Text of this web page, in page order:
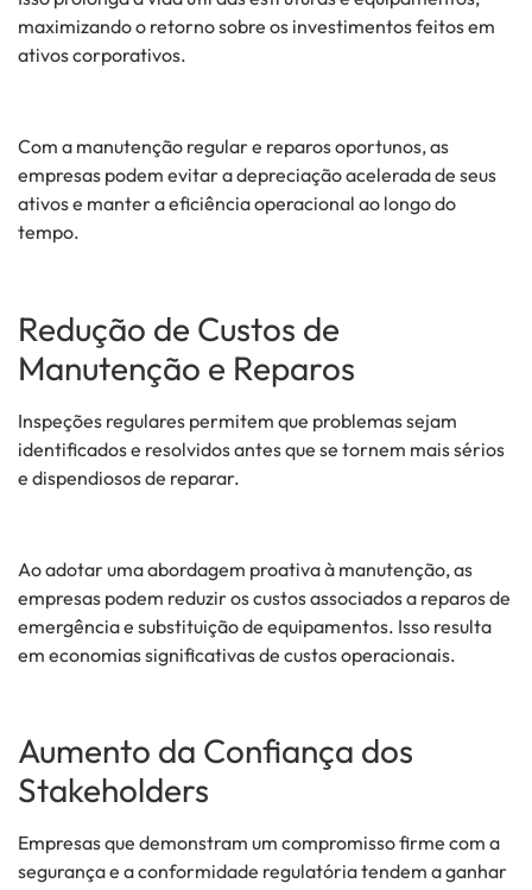
maximizando o retorno sobre os investimentos feitos em
ativos corporativos.
Com a manutenção regular e reparos oportunos, as
empresas podem evitar a depreciação acelerada de seus
ativos e manter a eficiência operacional ao longo do
tempo.
Redução de Custos de
Manutenção e Reparos
Inspeções regulares permitem que problemas sejam
identificados e resolvidos antes que se tornem mais sérios
e dispendiosos de reparar.
Ao adotar uma abordagem proativa à manutenção, as
empresas podem reduzir os custos associados a reparos de
emergência e substituição de equipamentos. Isso resulta
em economias significativas de custos operacionais.
Aumento da Confiança dos
Stakeholders
Empresas que demonstram um compromisso firme com a
segurança e a conformidade regulatória tendem a ganhar